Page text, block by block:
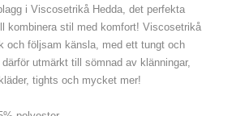
i Viscosetrikå Hedda, det perfekta
kombinera stil med komfort! Viscosetrikå
och följsam känsla, med ett tungt och
utmärkt till sömnad av klänningar,
tights och mycket mer!